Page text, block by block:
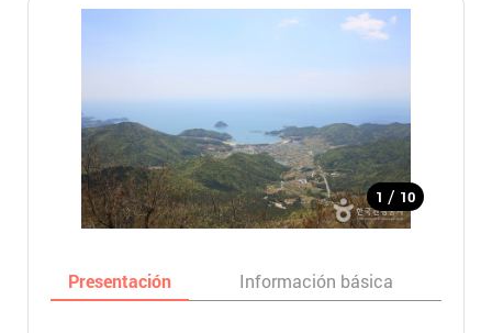
1 / 10
Presentación Información básica